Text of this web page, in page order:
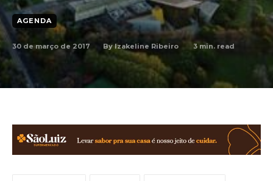
AGENDA
30 de março de 2017 By Izakeline Ribeiro 3 min. read